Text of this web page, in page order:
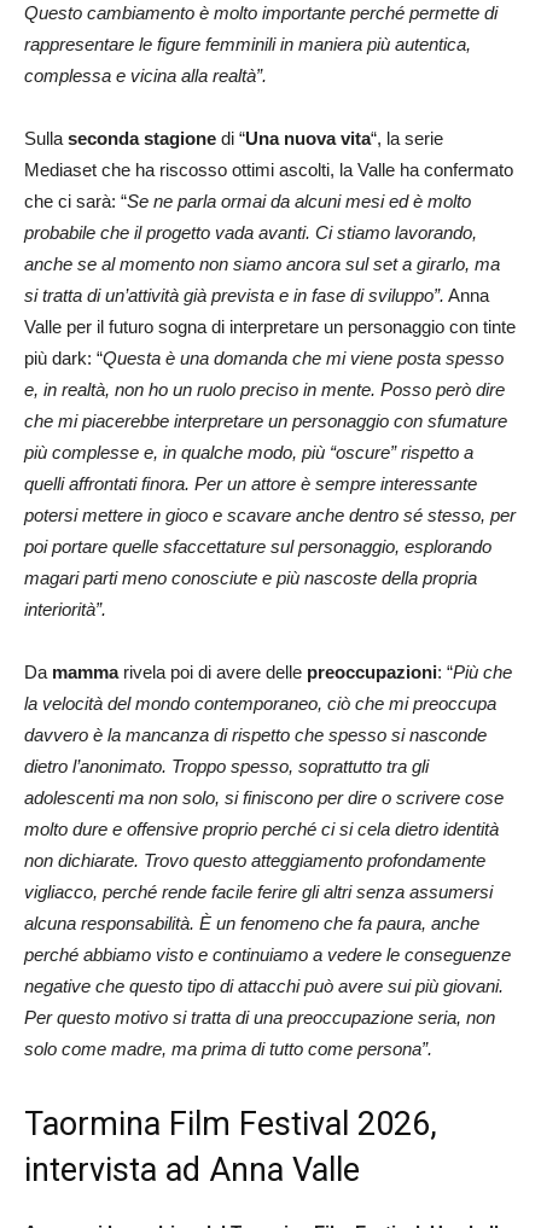
Questo cambiamento è molto importante perché permette di
rappresentare le figure femminili in maniera più autentica,
complessa e vicina alla realtà”.
Sulla seconda stagione di “Una nuova vita“, la serie
Mediaset che ha riscosso ottimi ascolti, la Valle ha confermato
che ci sarà: “Se ne parla ormai da alcuni mesi ed è molto
probabile che il progetto vada avanti. Ci stiamo lavorando,
anche se al momento non siamo ancora sul set a girarlo, ma
si tratta di un’attività già prevista e in fase di sviluppo”. Anna
Valle per il futuro sogna di interpretare un personaggio con tinte
più dark: “Questa è una domanda che mi viene posta spesso
e, in realtà, non ho un ruolo preciso in mente. Posso però dire
che mi piacerebbe interpretare un personaggio con sfumature
più complesse e, in qualche modo, più “oscure” rispetto a
quelli affrontati finora. Per un attore è sempre interessante
potersi mettere in gioco e scavare anche dentro sé stesso, per
poi portare quelle sfaccettature sul personaggio, esplorando
magari parti meno conosciute e più nascoste della propria
interiorità”.
Da mammarivela poi di avere delle preoccupazioni: “Più che
la velocità del mondo contemporaneo, ciò che mi preoccupa
davvero è la mancanza di rispetto che spesso si nasconde
dietro l’anonimato. Troppo spesso, soprattutto tra gli
adolescenti ma non solo, si finiscono per dire o scrivere cose
molto dure e offensive proprio perché ci si cela dietro identità
non dichiarate. Trovo questo atteggiamento profondamente
vigliacco, perché rende facile ferire gli altri senza assumersi
alcuna responsabilità. È un fenomeno che fa paura, anche
perché abbiamo visto e continuiamo a vedere le conseguenze
negative che questo tipo di attacchi può avere sui più giovani.
Per questo motivo si tratta di una preoccupazione seria, non
solo come madre, ma prima di tutto come persona”.
Taormina Film Festival 2026,
intervista ad Anna Valle